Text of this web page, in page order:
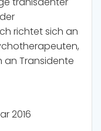
richtet sich an
an Transidente
2016